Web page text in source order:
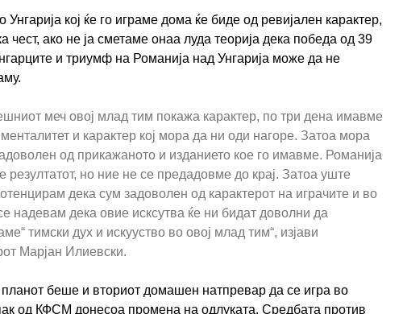
Унгарија кој ќе го играме дома ќе биде од ревијален карактер,
чест, ако не ја сметаме онаа луда теорија дека победа од 39
и триумф на Романија над Унгарија може да не
меч овој млад тим покажа карактер, по три дена имавме
и карактер кој мора да ни оди нагоре. Затоа мора
од прикажаното и изданието кое го имавме. Романија
резултатот, но ние не се предадовме до крај. Затоа уште
дека сум задоволен од карактерот на играчите и во
надевам дека овие исксутва ќе ни бидат доволни да
тимски дух и искууство во овој млад тим“, изјави
Марјан Илиевски.
беше и вториот домашен натпревар да се игра во
од КФСМ донесоа промена на одлуката. Средбата против